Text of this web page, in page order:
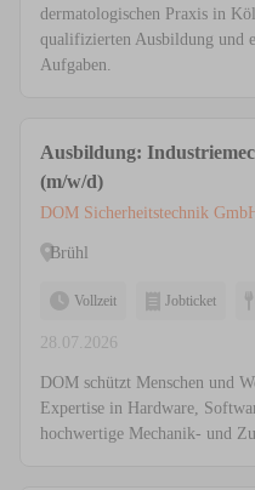
dermatologischen Praxis in
qualifizierten Ausbildung und
Aufgaben.
Ausbildung:
(m/w/d)
DOM Sicherheitstechnik
Brühl
Vollzeit Jobticket
28.07.2026
DOM schützt Menschen und
Expertise in Hardware,
hochwertige Mechanik- und